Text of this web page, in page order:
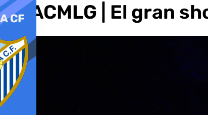
COACMLG | El gran